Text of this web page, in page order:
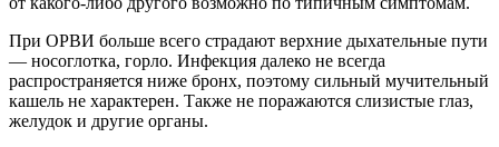
При ОРВИ больше всего страдают верхние дыхательные пути
— носоглотка, горло. Инфекция далеко не всегда
распространяется ниже бронх, поэтому сильный мучительный
кашель не характерен. Также не поражаются слизистые глаз,
желудок и другие органы.